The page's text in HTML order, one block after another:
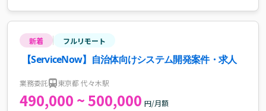
新着 フルリモート
【ServiceNow】自治体向けシステム開発案件・求人
業務委託 東京都 代々木駅
490,000 ~ 500,000 円/月額